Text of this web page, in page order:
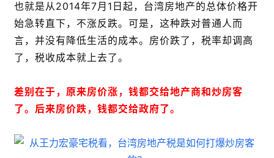
也就是从2014年7月1日起，台湾房地产的总体价格开
始急转直下，不涨反跌。可是，这种跌对普通人而
言，并没有降低生活的成本。房价跌了，税率却调高
了，税收成本就上去了。
差别在于，原来房价涨，钱都交给地产商和炒房客
了。后来房价跌，钱都交给政府了。